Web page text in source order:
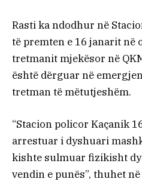
Rasti ka ndodhur në
të premten e 16 janarit në
tretmanit mjekësor në
është dërguar në
tretman të mëtutjeshëm.
“Stacion policor Kaçanik
arrestuar i dyshuari
kishte sulmuar fizikisht
vendin e punës”, thuhet